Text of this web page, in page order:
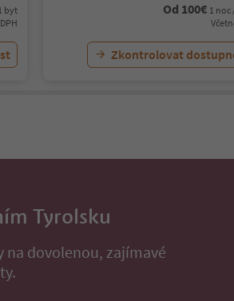
byt
Od 100€ 1 noc
Zkontrolovat
Tyrolsku
na dovolenou, zajímavé